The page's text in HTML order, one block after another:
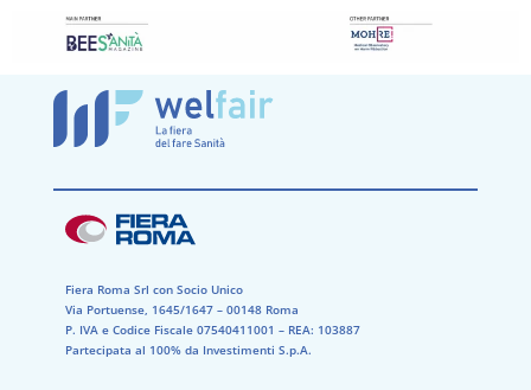
Fiera Roma Srl con Socio Unico
Via Portuense, 1645/1647 – 00148 Roma
P. IVA e Codice Fiscale 07540411001​ – REA: 103887​
Partecipata al 100% da Investimenti S.p.A.